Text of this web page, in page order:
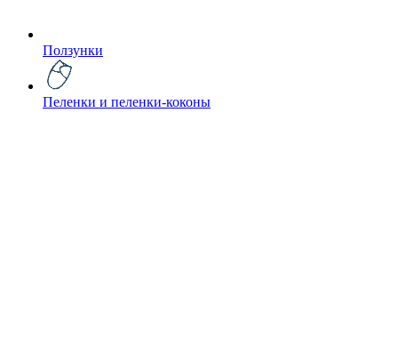
Ползунки
Пеленки и пеленки-коконы